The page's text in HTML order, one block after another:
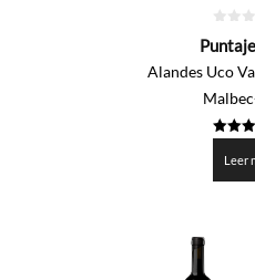
de
Alandes Uco
de 5
Leer